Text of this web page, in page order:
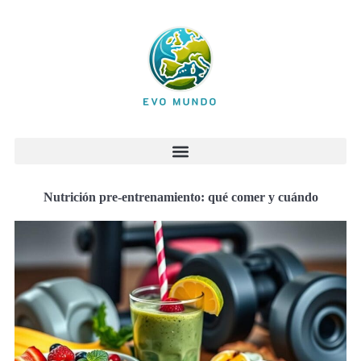
Nutrición pre-entrenamiento: qué comer y cuándo